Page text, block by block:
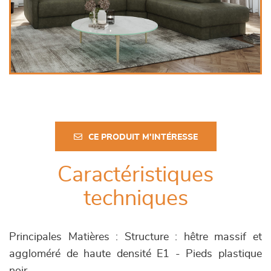
CE PRODUIT M'INTÉRESSE
Caractéristiques
techniques
Principales Matières : Structure : hêtre massif et
aggloméré de haute densité E1 - Pieds plastique